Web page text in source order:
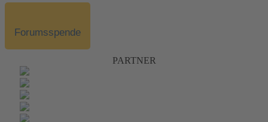
Forumsspende
PARTNER